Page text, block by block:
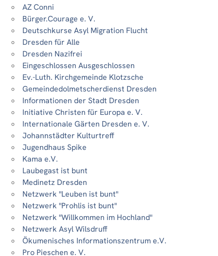
AZ Conni
Bürger.Courage e. V.
Deutschkurse Asyl Migration Flucht
Dresden für Alle
Dresden Nazifrei
Eingeschlossen Ausgeschlossen
Ev.-Luth. Kirchgemeinde Klotzsche
Gemeindedolmetscherdienst Dresden
Informationen der Stadt Dresden
Initiative Christen für Europa e. V.
Internationale Gärten Dresden e. V.
Johannstädter Kulturtreff
Jugendhaus Spike
Kama e.V.
Laubegast ist bunt
Medinetz Dresden
Netzwerk "Leuben ist bunt"
Netzwerk "Prohlis ist bunt"
Netzwerk "Willkommen im Hochland"
Netzwerk Asyl Wilsdruff
Ökumenisches Informationszentrum e.V.
Pro Pieschen e. V.